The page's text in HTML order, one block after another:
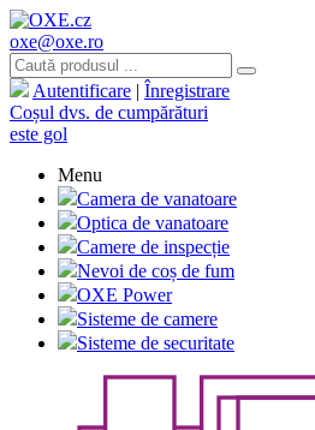
oxe@oxe.ro
Autentificare | Înregistrare
Coșul dvs. de cumpărături
este gol
Menu
Camera de vanatoare
Optica de vanatoare
Camere de inspecție
Nevoi de coș de fum
OXE Power
Sisteme de camere
Sisteme de securitate